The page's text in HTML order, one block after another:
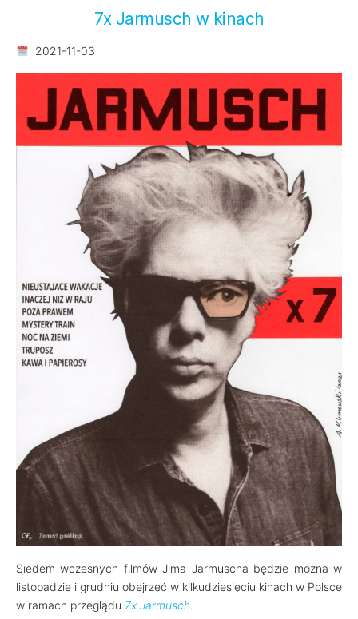
7x Jarmusch w kinach
2021-11-03
Siedem wczesnych filmów Jima Jarmuscha będzie można w
listopadzie i grudniu obejrzeć w kilkudziesięciu kinach w Polsce
w ramach przeglądu 7x Jarmusch.